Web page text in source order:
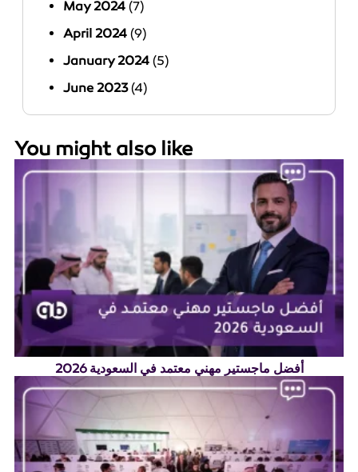
May 2024 (7)
April 2024 (9)
January 2024 (5)
June 2023(4)
You might also like
أفضل ماجستير مهني معتمد في السعودية 2026